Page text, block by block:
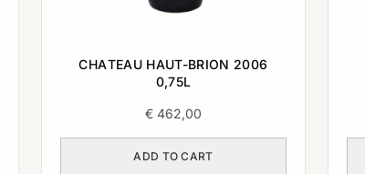
CHATEAU HAUT-BRION 2006
0,75L
€462,00
ADD TO CART